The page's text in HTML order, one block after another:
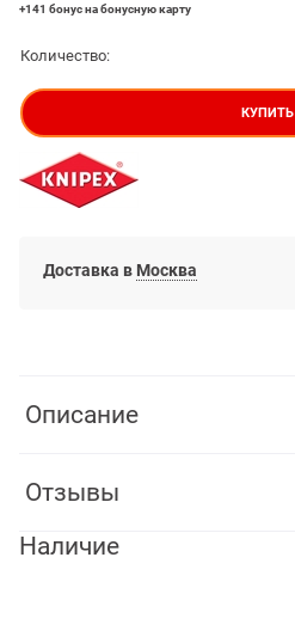
+141 бонусна бонусную карту
Количество:
КУПИТЬ
Доставка в Москва
Описание
Отзывы
Наличие